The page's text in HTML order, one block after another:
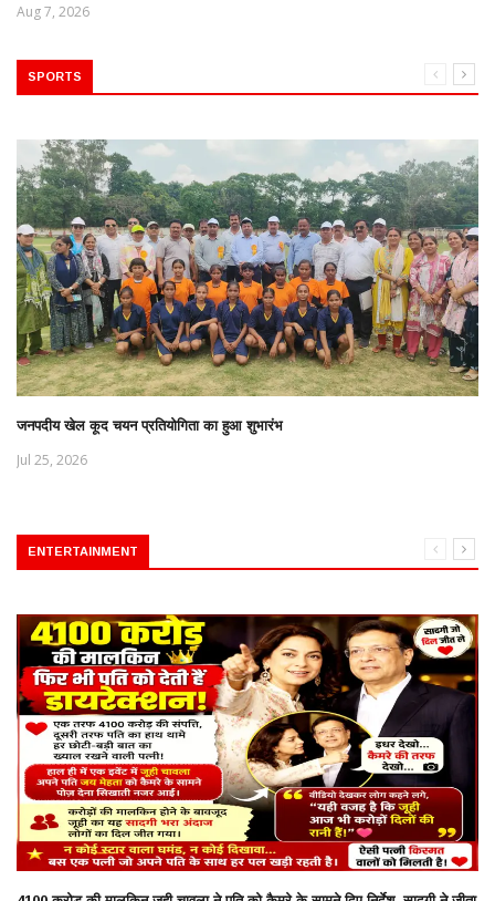
Aug 7, 2026
SPORTS
जनपदीय खेल कूद चयन प्रतियोगिता का हुआ शुभारंभ
Jul 25, 2026
ENTERTAINMENT